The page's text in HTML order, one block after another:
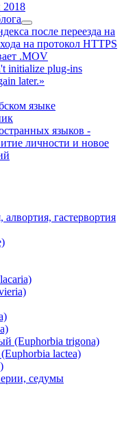
2018
после переезда на
на протокол HTTPS
.MOV
initialize plug-ins
later.»
языке
языков -
личности и новое
гастервортия
(Euphorbia trigona)
lactea)
седумы